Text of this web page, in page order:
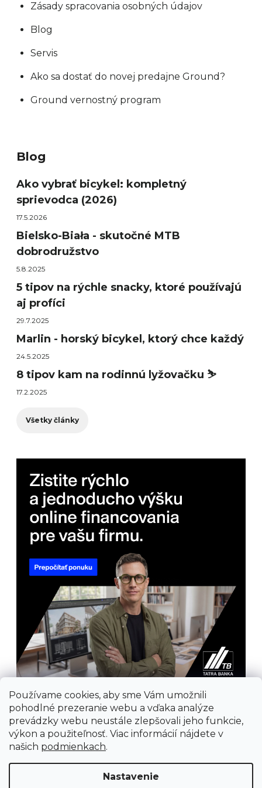
Používame cookies, aby sme Vám umožnili
pohodlné prezeranie webu a vďaka analýze
prevádzky webu neustále zlepšovali jeho funkcie,
výkon a použiteľnosť. Viac informácií nájdete v
našich podmienkach.
Nastavenie
Zásady spracovania osobných údajov
Blog
Servis
Ako sa dostať do novej predajne Ground?
Ground vernostný program
Blog
Ako vybrať bicykel: kompletný
sprievodca (2026)
17.5.2026
Bielsko-Biała - skutočné MTB
dobrodružstvo
5.8.2025
5 tipov na rýchle snacky, ktoré používajú
aj profíci
29.7.2025
Marlin - horský bicykel, ktorý chce každý
24.5.2025
8 tipov kam na rodinnú lyžovačku ⛷️
17.2.2025
Všetky články